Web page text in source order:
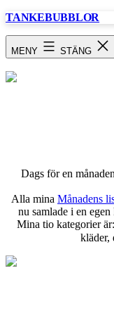
Hoppa
TANKEBUBBLOR
MENY STÄNG
Dags för en
Alla mina Månadens
nu samlade i en
Mina tio kategorier
kläder,